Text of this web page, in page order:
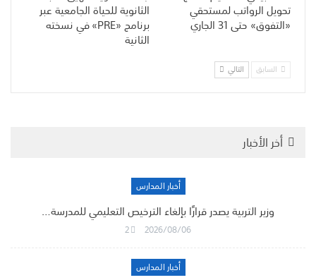
تحويل الرواتب لمستحقي
«التفوق» حتى 31 الجاري
الثانوية للحياة الجامعية عبر
برنامج «PRE» في نسخته
الثانية
السابق التالي
أخر الأخبار
أخبار المدارس
وزير التربية يصدر قرارًا بإلغاء الترخيص التعليمي للمدرسة…
2026/08/06
2
أخبار المدارس